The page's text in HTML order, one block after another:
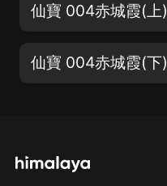
仙寶 004赤城霞(上)
仙寶 004赤城霞(下)